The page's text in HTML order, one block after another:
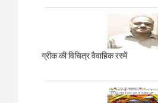
ग्रीक की विचित्र वैवाहिक रस्में